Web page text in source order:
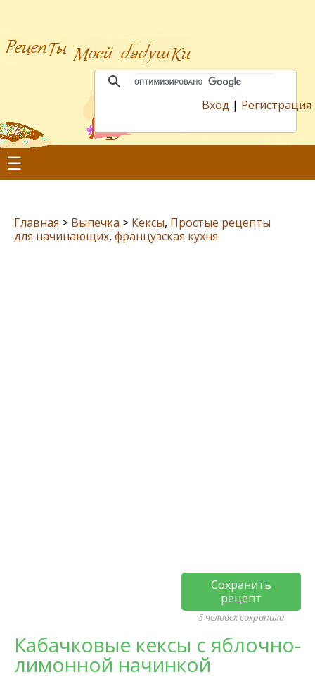
Вход | Регистрация
☰
Главная > Выпечка > Кексы, Простые рецепты
для начинающих, французская кухня
Сохранить
рецепт
5 человек сохранили
Кабачковые кексы с яблочно-
лимонной начинкой